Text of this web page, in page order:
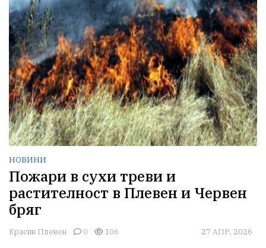
НОВИНИ
Пожари в сухи треви и
растителност в Плевен и Червен
бряг
Красив Плевен 0 106 27 АПР, 2026